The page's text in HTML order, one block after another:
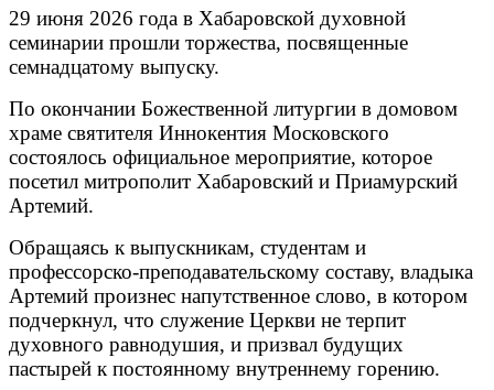
29 июня 2026 года в Хабаровской духовной
семинарии прошли торжества, посвященные
семнадцатому выпуску.
По окончании Божественной литургии в домовом
храме святителя Иннокентия Московского
состоялось официальное мероприятие, которое
посетил митрополит Хабаровский и Приамурский
Артемий.
Обращаясь к выпускникам, студентам и
профессорско-преподавательскому составу, владыка
Артемий произнес напутственное слово, в котором
подчеркнул, что служение Церкви не терпит
духовного равнодушия, и призвал будущих
пастырей к постоянному внутреннему горению.